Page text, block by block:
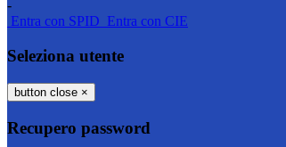
-
Entra con SPID Entra con CIE
Seleziona utente
button close ×
Recupero password